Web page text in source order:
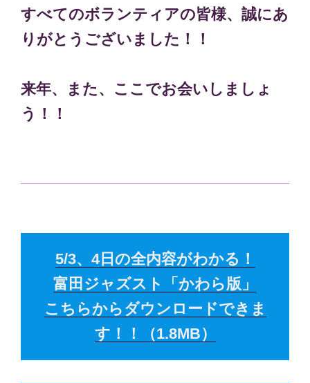
すべてのボランティアの皆様、誠にあ
りがとうございました！！
来年、また、ここでお会いしましょ
う！！
5/3、4日の全内容がわかる！
富田ジャズスト「かわら版」
こちらからダウンロードできま
す！！（1.8MB）